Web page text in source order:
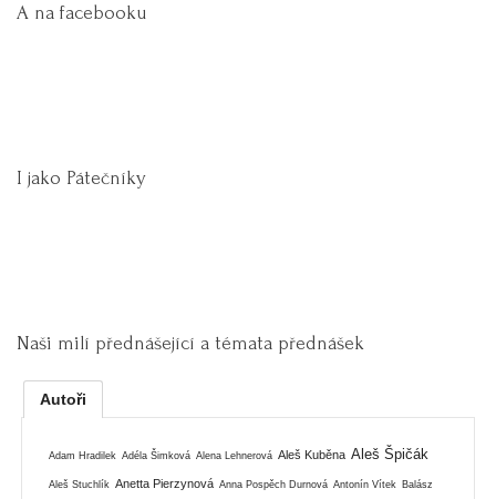
A na facebooku
I jako Pátečníky
Naši milí přednášející a témata přednášek
Autoři
Adam Hradilek Adéla Šimková Alena Lehnerová Aleš Kuběna Aleš Špičák
Aleš Stuchlík Anetta Pierzynová Anna Pospěch Durnová Antonín Vítek Balász